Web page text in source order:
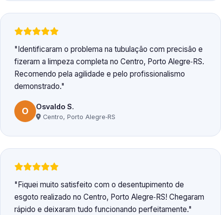
Identificaram o problema na tubulação com precisão e
fizeram a limpeza completa no Centro, Porto Alegre‑RS.
Recomendo pela agilidade e pelo profissionalismo
demonstrado.
O Osvaldo S.
Centro, Porto Alegre‑RS
Fiquei muito satisfeito com o desentupimento de
esgoto realizado no Centro, Porto Alegre‑RS! Chegaram
rápido e deixaram tudo funcionando perfeitamente.